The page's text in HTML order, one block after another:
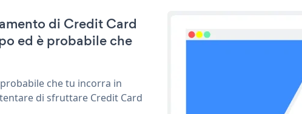
di Credit Card
ed è probabile che
che tu incorra in
di sfruttare Credit Card